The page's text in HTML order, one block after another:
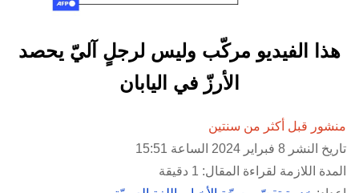
هذا الفيديو مركّب وليس لرجلٍ آليّ يحصد
الأرزّ في اليابان
منشور قبل أكثر من سنتين
تاريخ النشر 8 فبراير 2024 الساعة 15:51
المدة اللازمة لقراءة المقال: 1 دقيقة